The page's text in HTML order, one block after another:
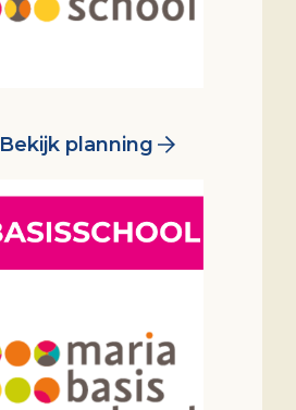
Bekijk planning